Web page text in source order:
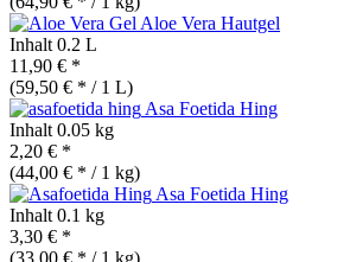
Aloe Vera Hautgel
Inhalt 0.2 L
11,90 € *
(59,50 € * / 1 L)
Asa Foetida Hing
Inhalt 0.05 kg
2,20 € *
(44,00 € * / 1 kg)
Asa Foetida Hing
Inhalt 0.1 kg
3,30 € *
(33,00 € * / 1 kg)